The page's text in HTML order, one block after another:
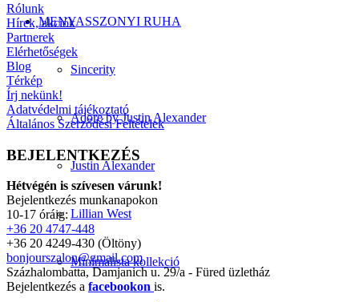
MENYASSZONYI RUHA
Sincerity
Adore by Justin Alexander
Justin Alexander
Lillian West
Minimalista kollekció
Rólunk
Hírek, akciók
Partnerek
Elérhetőségek
Blog
Térkép
Írj nekünk!
Adatvédelmi tájékoztató
Általános Szerződési Feltételek
BEJELENTKEZÉS
Hétvégén is szívesen várunk!
Bejelentkezés munkanapokon
10-17 óráig:
+36 20 4747-448
+36 20 4249-430 (Öltöny)
bonjourszalon@gmail.com
Százhalombatta, Damjanich u. 29/a - Füred üzletház
Bejelentkezés a facebookon is.